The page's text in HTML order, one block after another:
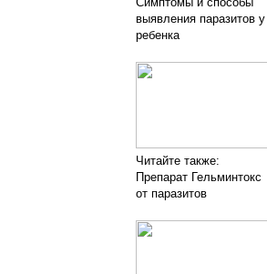
выявления паразитов у
ребенка
Читайте также:
Препарат Гельминтокс
от паразитов